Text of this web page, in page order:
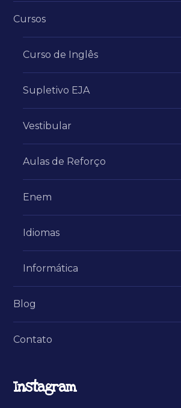
Cursos
Curso de Inglês
Supletivo EJA
Vestibular
Aulas de Reforço
Enem
Idiomas
Informática
Blog
Contato
Instagram